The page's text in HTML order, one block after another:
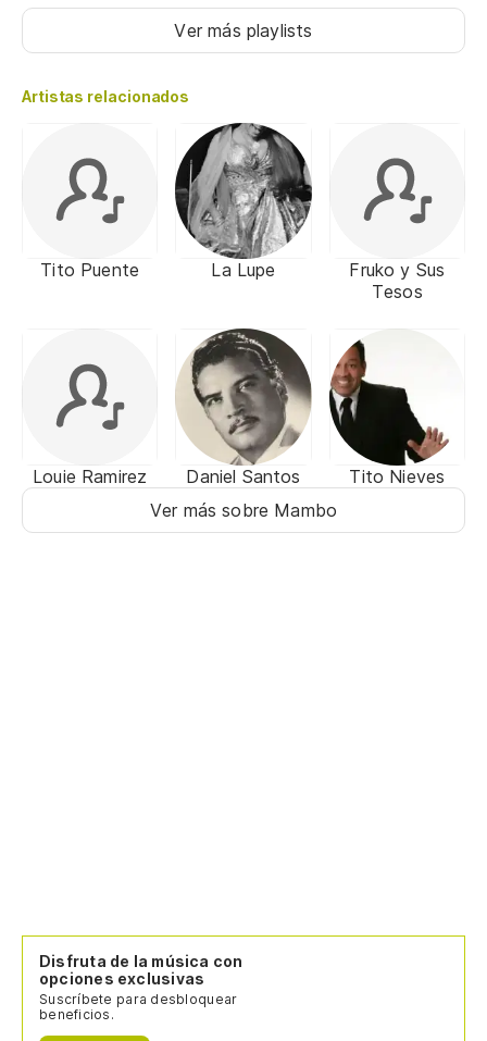
Ver más playlists
Artistas relacionados
Tito Puente La Lupe
Fruko y Sus
Tesos
Louie Ramirez Daniel Santos
Tito Nieves
Ver más sobre Mambo
Disfruta de la música con
opciones exclusivas
Suscríbete para desbloquear
beneficios.